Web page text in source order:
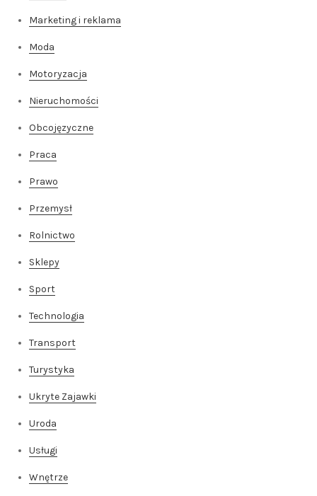
Marketing i reklama
Moda
Motoryzacja
Nieruchomości
Obcojęzyczne
Praca
Prawo
Przemysł
Rolnictwo
Sklepy
Sport
Technologia
Transport
Turystyka
Ukryte Zajawki
Uroda
Usługi
Wnętrze